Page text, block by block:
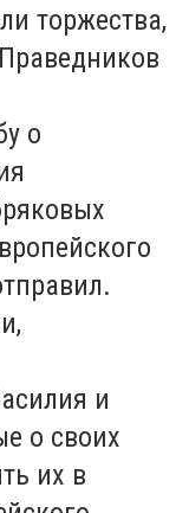
торжества,
о
и
о своих
их в